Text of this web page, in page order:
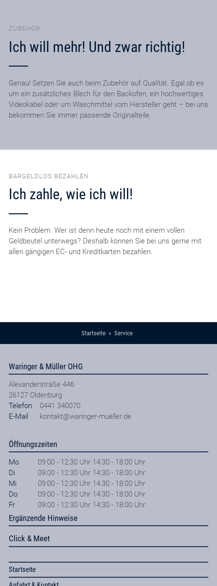
ZUBEHÖR
Ich will mehr! Und zwar richtig!
Genau! Setzen Sie auch beim Zubehör auf Qualität. Egal ob es
um ein zusätzliches Blech für den Backofen, ein hochwertiges
Videokabel oder um Waschmittel vom Hersteller geht – bei uns
bekommen Sie immer passende Originalteile.
BARGELDLOS BEZAHLEN
Ich zahle, wie ich will!
Kein Problem. Wer ist denn heute noch mit einem vollen
Geldbeutel unterwegs? Deshalb können Sie bei uns gerne mit
allen gängigen EC- und Kreditkarten bezahlen.
Startseite Service
Waringer & Müller OHG
Alexanderstraße 446
26127 Oldenburg
Telefon
0441 340070
E-Mail
kontakt@waringer-mueller.de
Öffnungszeiten
Mo
09:00 - 12:30 Uhr 14:30 - 18:00 Uhr
Di
09:00 - 12:30 Uhr 14:30 - 18:00 Uhr
Mi
09:00 - 12:30 Uhr 14:30 - 18:00 Uhr
Do
09:00 - 12:30 Uhr 14:30 - 18:00 Uhr
Fr
09:00 - 12:30 Uhr 14:30 - 18:00 Uhr
Ergänzende Hinweise
Click & Meet
Startseite